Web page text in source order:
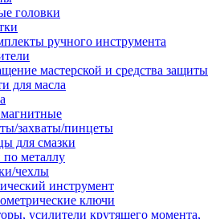
головки
ручного инструмента
мастерской и средства защиты
для масла
захваты/пинцеты
для смазки
металлу
чехлы
инструмент
ключи
усилители крутящего момента,